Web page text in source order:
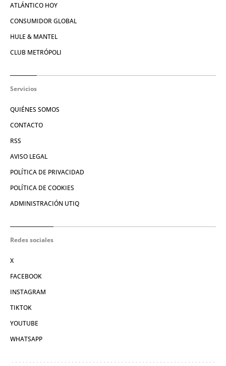
ATLÁNTICO HOY
CONSUMIDOR GLOBAL
HULE & MANTEL
CLUB METRÓPOLI
Servicios
QUIÉNES SOMOS
CONTACTO
RSS
AVISO LEGAL
POLÍTICA DE PRIVACIDAD
POLÍTICA DE COOKIES
ADMINISTRACIÓN UTIQ
Redes sociales
X
FACEBOOK
INSTAGRAM
TIKTOK
YOUTUBE
WHATSAPP